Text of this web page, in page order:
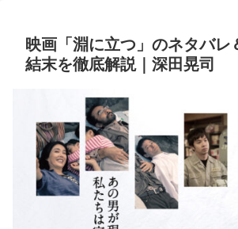
映画「淵に立つ」のネタバレ
結末を徹底解説｜深田晃司